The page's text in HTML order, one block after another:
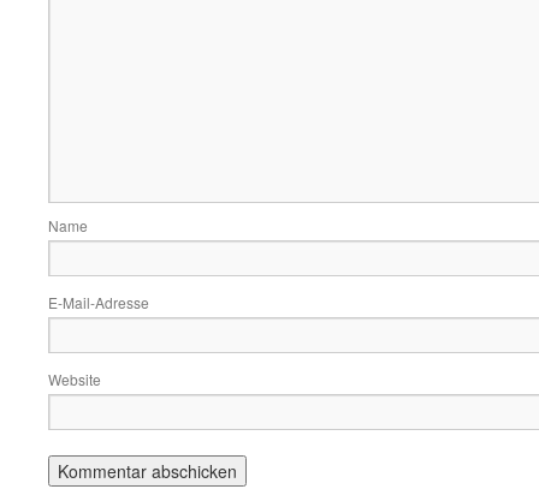
Name
E-Mail-Adresse
Website